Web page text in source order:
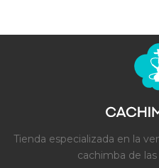
Tienda especializada en la
cachimba de